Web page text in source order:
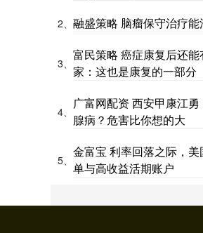
2、 融盛策略 脑瘤保守治疗能
3、
富民策略 癌症康复后还
家：这也是康复的一部分
4、
广富网配资 西安甲康江
腺病？危害比你想的大
5、
金富宝 利率回落之际，
单与高收益活期账户